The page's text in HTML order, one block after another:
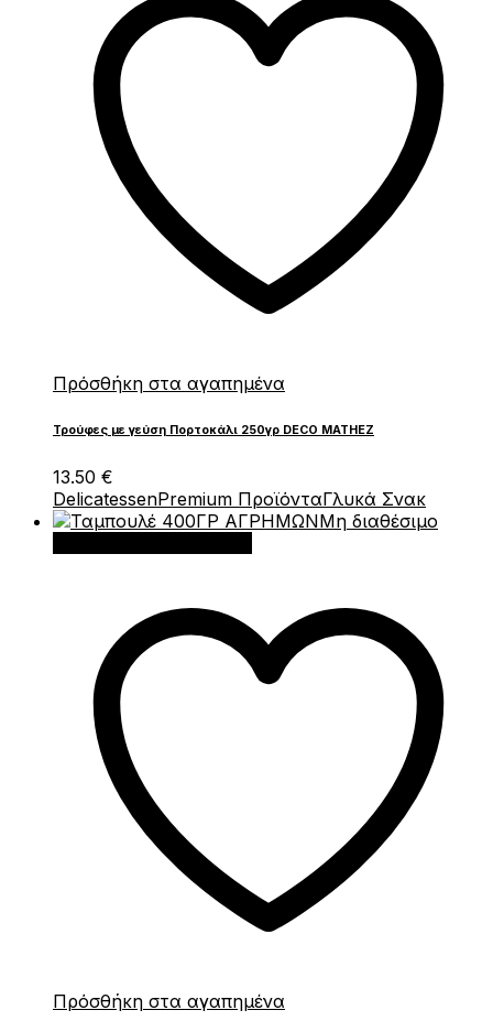
Πρόσθήκη στα αγαπημένα
Τρούφες με γεύση Πορτοκάλι 250γρ DECO MATHEZ
13.50 €
DelicatessenPremium ΠροϊόνταΓλυκά Σνακ
Μη διαθέσιμο
Πρόσθήκη στα αγαπημένα